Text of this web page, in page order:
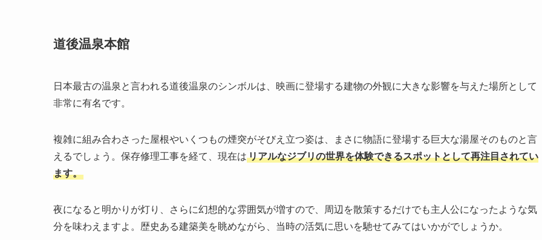
道後温泉本館
日本最古の温泉と言われる道後温泉のシンボルは、映画に登場する建物の外観に大きな影響を与えた場所として
非常に有名です。
複雑に組み合わさった屋根やいくつもの煙突がそびえ立つ姿は、まさに物語に登場する巨大な湯屋そのものと言
えるでしょう。保存修理工事を経て、現在はリアルなジブリの世界を体験できるスポットとして再注目されてい
ます。
夜になると明かりが灯り、さらに幻想的な雰囲気が増すので、周辺を散策するだけでも主人公になったような気
分を味わえますよ。歴史ある建築美を眺めながら、当時の活気に思いを馳せてみてはいかがでしょうか。